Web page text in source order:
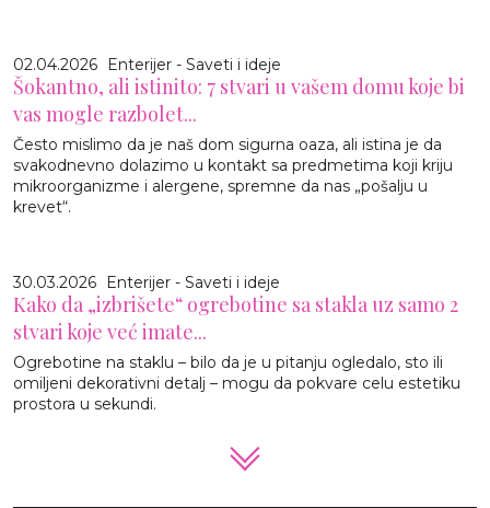
02.04.2026 Enterijer - Saveti i ideje
Šokantno, ali istinito: 7 stvari u vašem domu koje bi
vas mogle razbolet...
Često mislimo da je naš dom sigurna oaza, ali istina je da
svakodnevno dolazimo u kontakt sa predmetima koji kriju
mikroorganizme i alergene, spremne da nas „pošalju u
krevet“.
30.03.2026 Enterijer - Saveti i ideje
Kako da „izbrišete“ ogrebotine sa stakla uz samo 2
stvari koje već imate...
Ogrebotine na staklu – bilo da je u pitanju ogledalo, sto ili
omiljeni dekorativni detalj – mogu da pokvare celu estetiku
prostora u sekundi.